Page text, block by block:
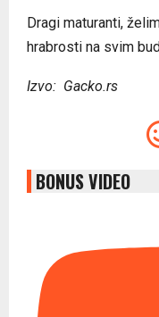
Dragi maturanti,
hrabrosti na svim
Izvo: Gacko.rs
BONUS VIDEO